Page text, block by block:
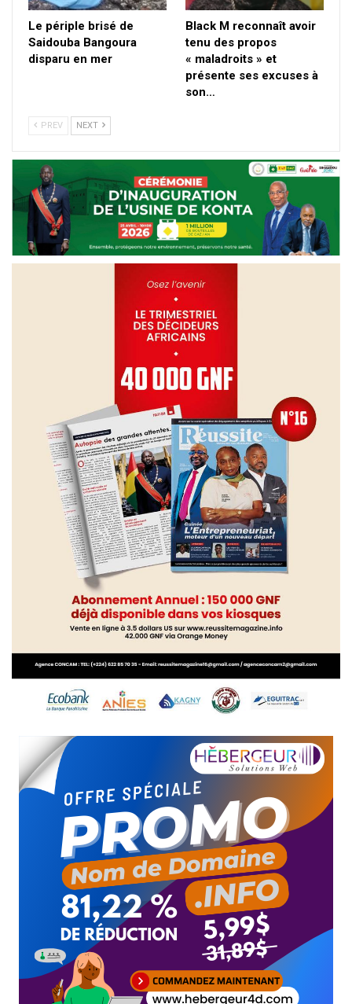
Le périple brisé de
Saidouba Bangoura
disparu en mer
Black M reconnaît avoir
tenu des propos
« maladroits » et
présente ses excuses à
son…
PREV NEXT